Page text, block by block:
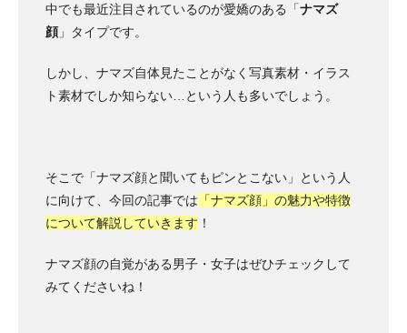
中でも最近注目されているのが愛嬌のある「ナマズ
顔」タイプです。
しかし、ナマズ自体見たことがなく写真素材・イラス
ト素材でしか知らない…という人も多いでしょう。
そこで「ナマズ顔と聞いてもピンとこない」という人
に向けて、今回の記事では 「ナマズ顔」の魅力や特徴
について解説していきます ！
ナマズ顔の自覚がある男子・女子はぜひチェックして
みてくださいね！